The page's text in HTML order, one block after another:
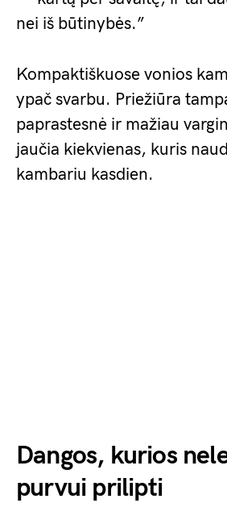
nei iš būtinybės.”
Kompaktiškuose vonios
ypač svarbu. Priežiūra
paprastesnė ir mažiau
jaučia kiekvienas, kuris
kambariu kasdien.
Dangos, kurios
purvui prilipti